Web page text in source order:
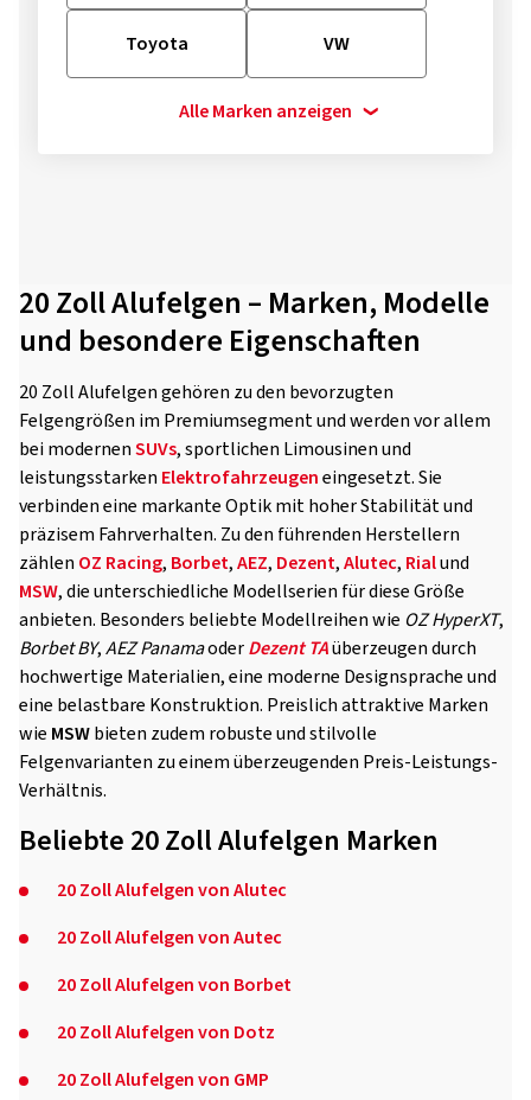
Toyota VW
Alle Marken anzeigen
20 Zoll Alufelgen – Marken, Modelle
und besondere Eigenschaften
20 Zoll Alufelgen gehören zu den bevorzugten
Felgengrößen im Premiumsegment und werden vor allem
bei modernenSUVs, sportlichen Limousinen und
leistungsstarken Elektrofahrzeugeneingesetzt. Sie
verbinden eine markante Optik mit hoher Stabilität und
präzisem Fahrverhalten. Zu den führenden Herstellern
zählen OZ Racing, Borbet,AEZ, Dezent,Alutec, Rialund
MSW, die unterschiedliche Modellserien für diese Größe
anbieten. Besonders beliebte Modellreihen wie OZ HyperXT,
Borbet BY,AEZ PanamaoderDezent TAüberzeugen durch
hochwertige Materialien, eine moderne Designsprache und
eine belastbare Konstruktion. Preislich attraktive Marken
wie MSWbieten zudem robuste und stilvolle
Felgenvarianten zu einem überzeugenden Preis-Leistungs-
Verhältnis.
Beliebte 20 Zoll Alufelgen Marken
20 Zoll Alufelgen von Alutec
20 Zoll Alufelgen von Autec
20 Zoll Alufelgen von Borbet
20 Zoll Alufelgen von Dotz
20 Zoll Alufelgen von GMP